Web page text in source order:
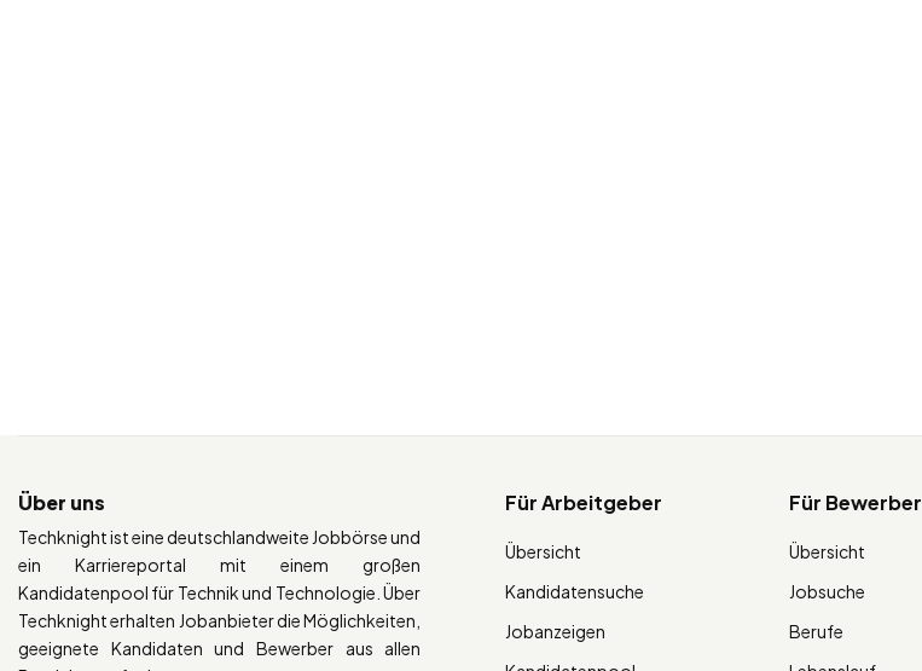
Über uns
Techknight ist eine deutschlandweite Jobbörse und
ein Karriereportal mit einem großen
Kandidatenpool für Technik und Technologie. Über
Techknight erhalten Jobanbieter die Möglichkeiten,
geeignete Kandidaten und Bewerber aus allen
Für Arbeitgeber
Übersicht
Kandidatensuche
Jobanzeigen
Für Bewerber
Übersicht
Jobsuche
Berufe